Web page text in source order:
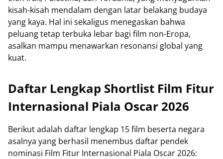
kisah-kisah mendalam dengan latar belakang budaya
yang kaya. Hal ini sekaligus menegaskan bahwa
peluang tetap terbuka lebar bagi film non-Eropa,
asalkan mampu menawarkan resonansi global yang
kuat.
Daftar Lengkap Shortlist Film Fitur
Internasional Piala Oscar 2026
Berikut adalah daftar lengkap 15 film beserta negara
asalnya yang berhasil menembus daftar pendek
nominasi Film Fitur Internasional Piala Oscar 2026: